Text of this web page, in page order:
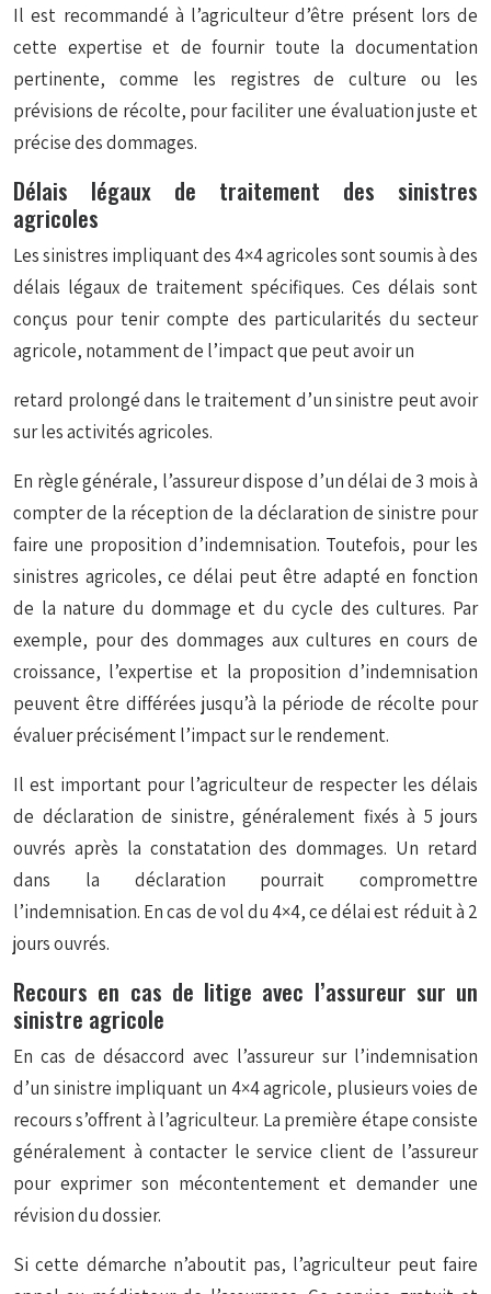
Il est recommandé à l’agriculteur d’être présent lors de
cette expertise et de fournir toute la documentation
pertinente, comme les registres de culture ou les
prévisions de récolte, pour faciliter une évaluation juste et
précise des dommages.
Délais légaux de traitement des sinistres
agricoles
Les sinistres impliquant des 4×4 agricoles sont soumis à des
délais légaux de traitement spécifiques. Ces délais sont
conçus pour tenir compte des particularités du secteur
agricole, notamment de l’impact que peut avoir un
retard prolongé dans le traitement d’un sinistre peut avoir
sur les activités agricoles.
En règle générale, l’assureur dispose d’un délai de 3 mois à
compter de la réception de la déclaration de sinistre pour
faire une proposition d’indemnisation. Toutefois, pour les
sinistres agricoles, ce délai peut être adapté en fonction
de la nature du dommage et du cycle des cultures. Par
exemple, pour des dommages aux cultures en cours de
croissance, l’expertise et la proposition d’indemnisation
peuvent être différées jusqu’à la période de récolte pour
évaluer précisément l’impact sur le rendement.
Il est important pour l’agriculteur de respecter les délais
de déclaration de sinistre, généralement fixés à 5 jours
ouvrés après la constatation des dommages. Un retard
dans la déclaration pourrait compromettre
l’indemnisation. En cas de vol du 4×4, ce délai est réduit à 2
jours ouvrés.
Recours en cas de litige avec l’assureur sur un
sinistre agricole
En cas de désaccord avec l’assureur sur l’indemnisation
d’un sinistre impliquant un 4×4 agricole, plusieurs voies de
recours s’offrent à l’agriculteur. La première étape consiste
généralement à contacter le service client de l’assureur
pour exprimer son mécontentement et demander une
révision du dossier.
Si cette démarche n’aboutit pas, l’agriculteur peut faire